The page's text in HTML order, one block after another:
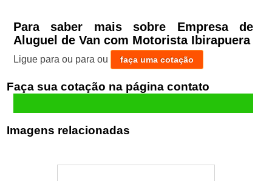
Para saber mais sobre Empresa de
Aluguel de Van com Motorista Ibirapuera
Ligue para ou para ou faça uma cotação
Faça sua cotação
Imagens relacionadas